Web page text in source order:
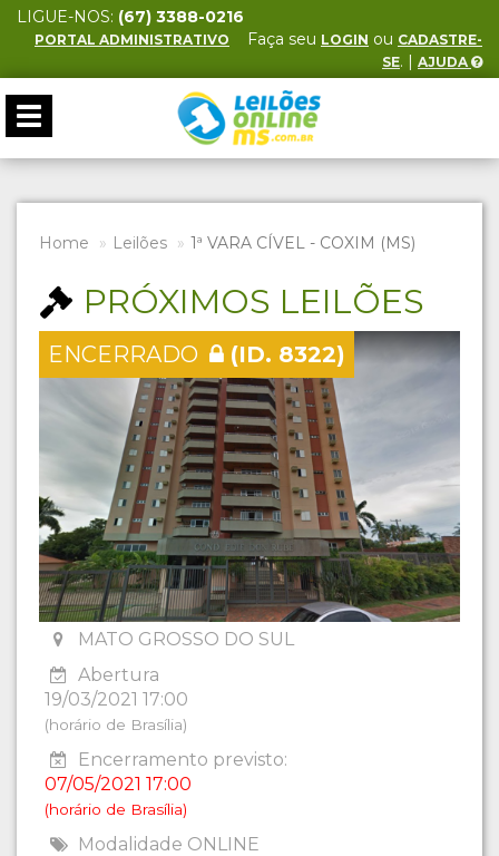
LIGUE-NOS: (67) 3388-0216
PORTAL ADMINISTRATIVO Faça seu LOGIN ou CADASTRE-
SE. | AJUDA
Toggle
navigation
Home Leilões 1ª VARA CÍVEL - COXIM (MS)
PRÓXIMOS LEILÕES
ENCERRADO (ID. 8322)
MATO GROSSO DO SUL
Abertura
19/03/2021 17:00
(horário de Brasília)
Encerramento previsto:
07/05/2021 17:00
(horário de Brasília)
Modalidade ONLINE